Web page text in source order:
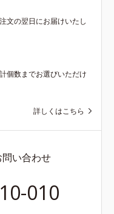
文の翌日にお届けいたし
個数までお選びいただけ
詳しくはこちら
い合わせ
010